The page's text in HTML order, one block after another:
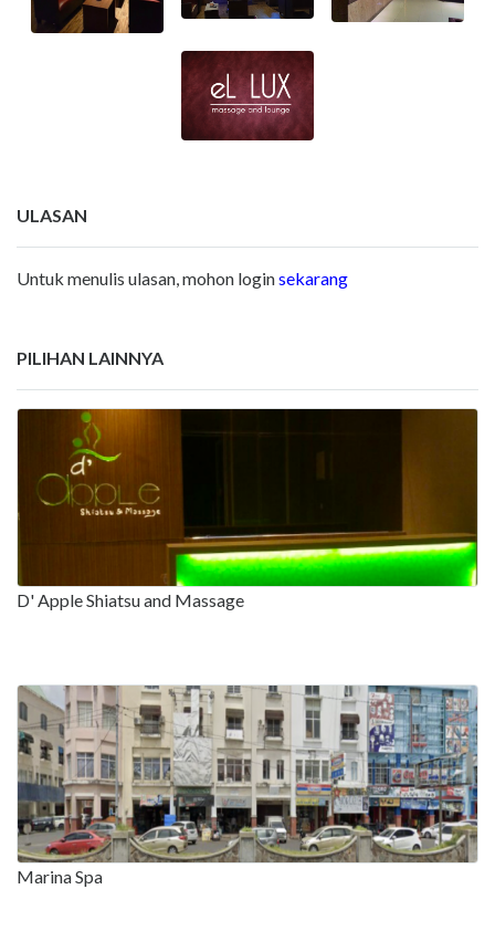
ULASAN
Untuk menulis ulasan, mohon loginsekarang
PILIHAN LAINNYA
D' Apple Shiatsu and Massage
Marina Spa